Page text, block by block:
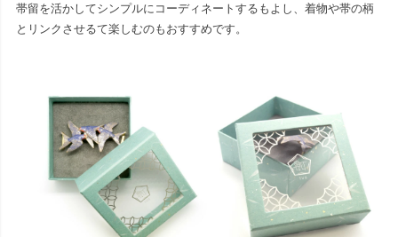
帯留を活かしてシンプルにコーディネートするもよし、着物や帯の柄
とリンクさせるて楽しむのもおすすめです。